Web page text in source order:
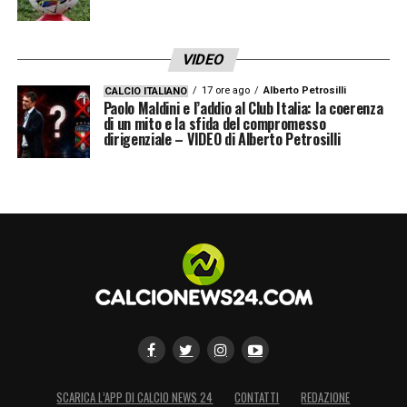
centrocampista, non è Barella. Ci sono delle
bene, quest’anno fanno più fatica».
LA PLAYLIST DELLE NOSTRE TOP NEWS
VIDEO
CALCIO ITALIANO 17 ore ago Alberto Petrosilli
Paolo Maldini e l’addio al Club Italia: la coerenza
di un mito e la sfida del compromesso
dirigenziale – VIDEO di Alberto Petrosilli
SCARICA L’APP DI CALCIO NEWS 24 CONTATTI REDAZIONE